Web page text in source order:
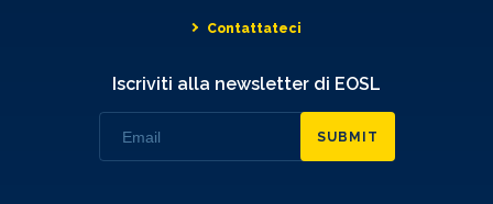
Contattateci
Iscriviti alla newsletter di EOSL
SUBMIT